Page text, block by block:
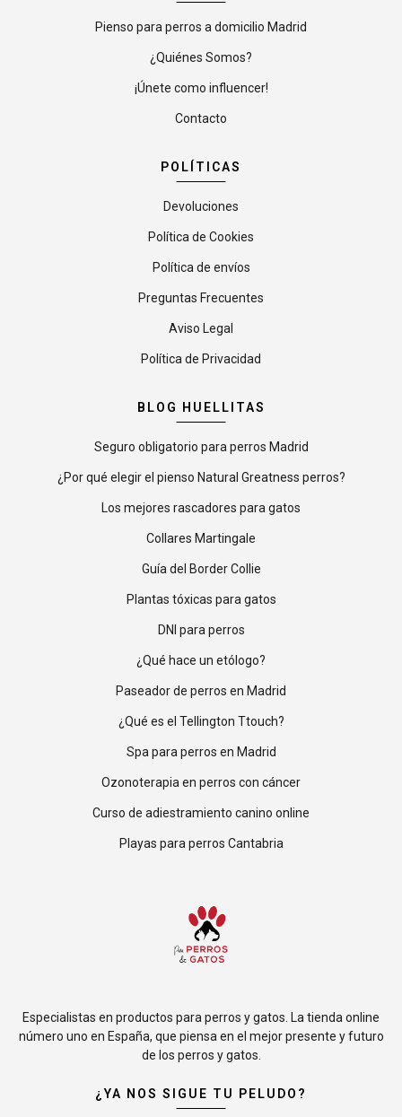
Pienso para perros a domicilio Madrid
¿Quiénes Somos?
¡Únete como influencer!
Contacto
POLÍTICAS
Devoluciones
Política de Cookies
Política de envíos
Preguntas Frecuentes
Aviso Legal
Política de Privacidad
BLOG HUELLITAS
Seguro obligatorio para perros Madrid
¿Por qué elegir el pienso Natural Greatness perros?
Los mejores rascadores para gatos
Collares Martingale
Guía del Border Collie
Plantas tóxicas para gatos
DNI para perros
¿Qué hace un etólogo?
Paseador de perros en Madrid
¿Qué es el Tellington Ttouch?
Spa para perros en Madrid
Ozonoterapia en perros con cáncer
Curso de adiestramiento canino online
Playas para perros Cantabria
Especialistas en productos para perros y gatos. La tienda online
número uno en España, que piensa en el mejor presente y futuro
de los perros y gatos.
¿YA NOS SIGUE TU PELUDO?